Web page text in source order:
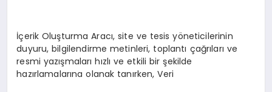
İçerik Oluşturma Aracı, site ve tesis yöneticilerinin
duyuru, bilgilendirme metinleri, toplantı çağrıları ve
resmi yazışmaları hızlı ve etkili bir şekilde
hazırlamalarına olanak tanırken, Veri